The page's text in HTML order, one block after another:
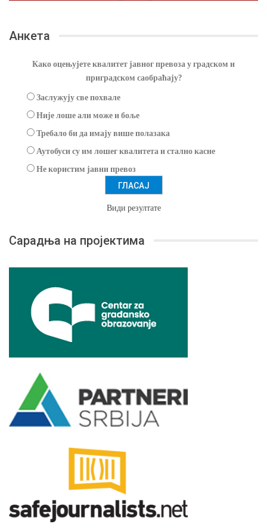
Анкета
Како оцењујете квалитет јавног превоза у градском и
приградском саобраћају?
Заслужују све похвале
Није лоше али може и боље
Требало би да имају више полазака
Аутобуси су им лошег квалитета и стално касне
Не користим јавни превоз
Види резултате
Сарадња на пројектима